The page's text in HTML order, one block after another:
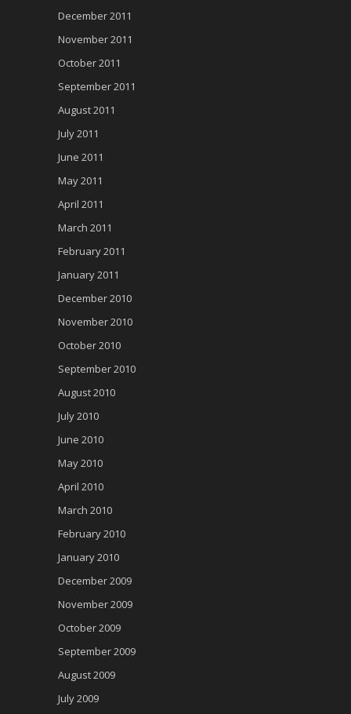
December 2011
November 2011
October 2011
September 2011
August 2011
July 2011
June 2011
May 2011
April 2011
March 2011
February 2011
January 2011
December 2010
November 2010
October 2010
September 2010
August 2010
July 2010
June 2010
May 2010
April 2010
March 2010
February 2010
January 2010
December 2009
November 2009
October 2009
September 2009
August 2009
July 2009